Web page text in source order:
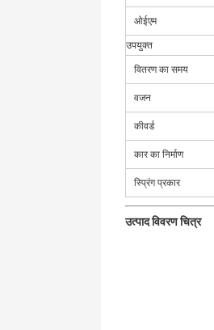
ओईएम
उपयुक्त
वितरण का समय
वजन
कीवर्ड
कार का निर्माण
स्प्रिंग प्रकार
उत्पाद विवरण चित्र